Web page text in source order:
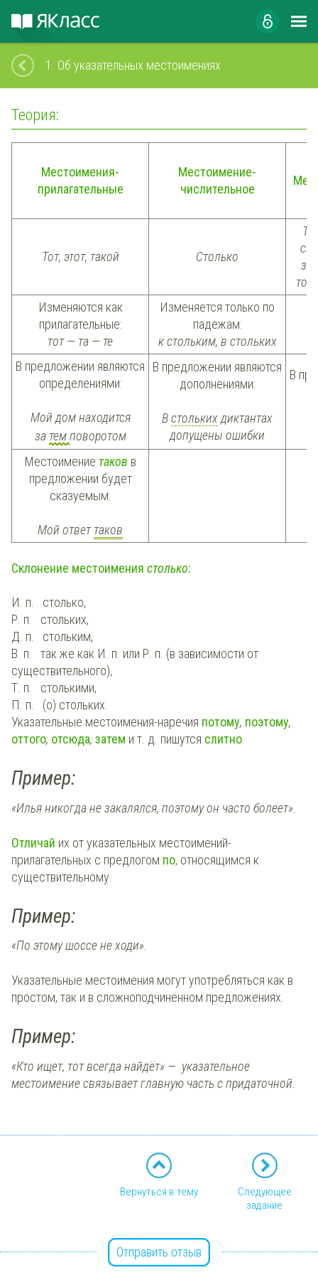
1. Об указательных местоимениях
Теория:
Местоимения-
прилагательные
Местоимение-
числительное
Тот, этот, такой Столько
Изменяются как
прилагательные:
тот — та — те
Изменяется только по
падежам:
к стольким, в стольких
В предложении являются
определениями:
Мой дом находится
за темповоротом
В предложении являются
дополнениями:
Встолькихдиктантах
допущены ошибки
В
Местоимение таков в
предложении будет
сказуемым:
Мой ответтаков
Склонение местоимения столько:
И. п. столько,
Р. п. стольких,
Д. п. стольким,
В. п. так же как И. п. или Р. п. (в зависимости от
существительного),
Т. п. столькими,
П. п. (о) стольких.
Указательные местоимения-наречия потому, поэтому,
оттого, отсюда, затем и т. д. пишутся слитно
Пример:
«Илья никогда не закалялся, поэтому он часто болеет».
Отличай их от указательных местоимений-
прилагательных с предлогом по, относящимся к
существительному.
Пример:
«По этому шоссе не ходи».
Указательные местоимения могут употребляться как в
простом, так и в сложноподчинённом предложениях.
Пример:
«Кто ищет, тот всегда найдёт» — указательное
местоимение связывает главную часть с придаточной.
Вернуться в тему
Следующее
задание
Отправить отзыв